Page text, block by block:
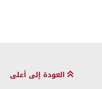
العودة إلى أعلى